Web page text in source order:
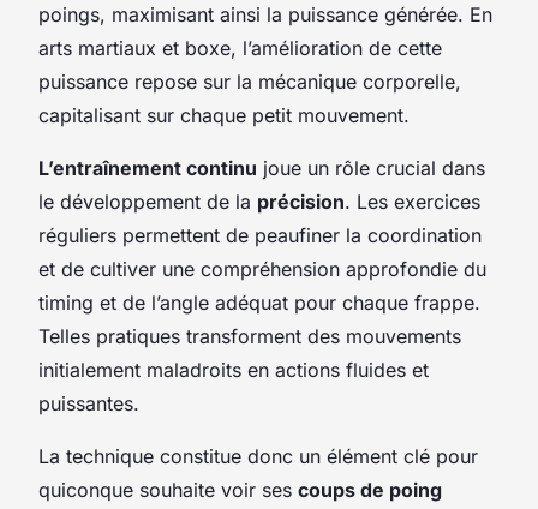
poings, maximisant ainsi la puissance générée. En
arts martiaux et boxe, l’amélioration de cette
puissance repose sur la mécanique corporelle,
capitalisant sur chaque petit mouvement.
L’entraînement continu joue un rôle crucial dans
le développement de la précision. Les exercices
réguliers permettent de peaufiner la coordination
et de cultiver une compréhension approfondie du
timing et de l’angle adéquat pour chaque frappe.
Telles pratiques transforment des mouvements
initialement maladroits en actions fluides et
puissantes.
La technique constitue donc un élément clé pour
quiconque souhaite voir ses coups de poing